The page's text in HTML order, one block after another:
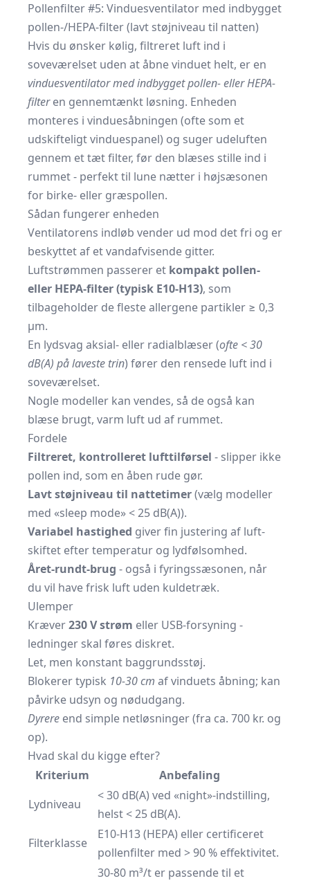
Pollenfilter #5: Vinduesventilator med indbygget
pollen-/HEPA-filter (lavt støjniveau til natten)
Hvis du ønsker kølig, filtreret luft ind i
soveværelset uden at åbne vinduet helt, er en
vinduesventilator med indbygget pollen- eller HEPA-
filteren gennemtænkt løsning. Enheden
monteres i vinduesåbningen (ofte som et
udskifteligt vindues­panel) og suger udeluften
gennem et tæt filter, før den blæses stille ind i
rummet - perfekt til lune nætter i højsæsonen
for birke- eller græspollen.
Sådan fungerer enheden
Ventilatorens indløb vender ud mod det fri og er
beskyttet af et vandafvisende gitter.
Luftstrømmen passerer et kompakt pollen-
eller HEPA-filter (typisk E10-H13), som
tilbageholder de fleste allergene partikler ≥ 0,3
µm.
En lydsvag aksial- eller radialblæser (ofte < 30
dB(A) på laveste trin) fører den rensede luft ind i
soveværelset.
Nogle modeller kan vendes, så de også kan
blæse brugt, varm luft ud af rummet.
Fordele
Filtreret, kontrolleret lufttilførsel - slipper ikke
pollen ind, som en åben rude gør.
Lavt støjniveau til nattetimer(vælg modeller
med «sleep mode» < 25 dB(A)).
Variabel hastighed giver fin justering af luft­
skiftet efter temperatur og lydfølsomhed.
Året-rundt-brug - også i fyringssæsonen, når
du vil have frisk luft uden kulde­træk.
Ulemper
Kræver230 V strøm eller USB-forsyning -
ledninger skal føres diskret.
Let, men konstant baggrundsstøj.
Blokerer typisk 10-30 cm af vinduets åbning; kan
påvirke udsyn og nødudgang.
Dyrere end simple netløsninger (fra ca. 700 kr. og
op).
Hvad skal du kigge efter?
Kriterium
Anbefaling
Lydniveau
< 30 dB(A) ved «night»-indstilling,
helst < 25 dB(A).
Filterklasse
E10-H13 (HEPA) eller certificeret
pollenfilter med > 90 % effektivitet.
30-80 m³/t er passende til et